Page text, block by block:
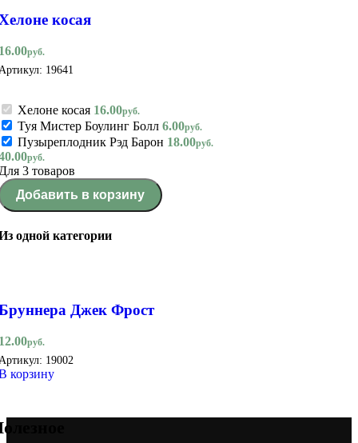
косая
руб.
19641
Хелоне косая 16.00руб.
Туя Мистер Боулинг Болл 6.00руб.
Пузыреплодник Рэд Барон 18.00руб.
руб.
3 товаров
Добавить в корзину
одной категории
Джек Фрост
руб.
19002
корзину